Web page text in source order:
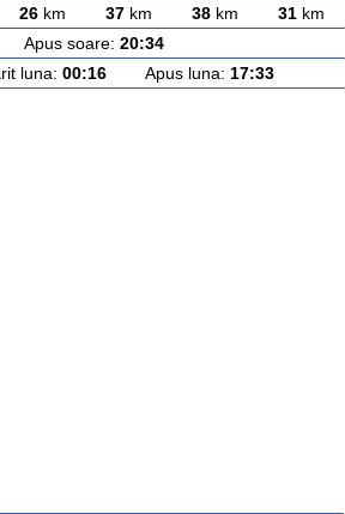
26 km 37 km 38 km 31 km
soare: 20:34
luna: 00:16 Apus luna: 17:33